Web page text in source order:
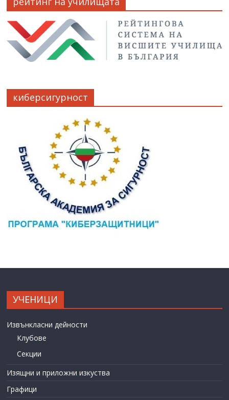
киберсигурност
УЧЕНИЦИ
Извънкласни дейности
Клубове
Секции
Изящни и приложни изкуства
Графици